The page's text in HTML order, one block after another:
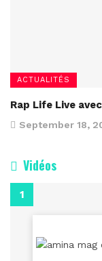
ACTUALITÉS
Rap Life Live
September 18,
Vidéos